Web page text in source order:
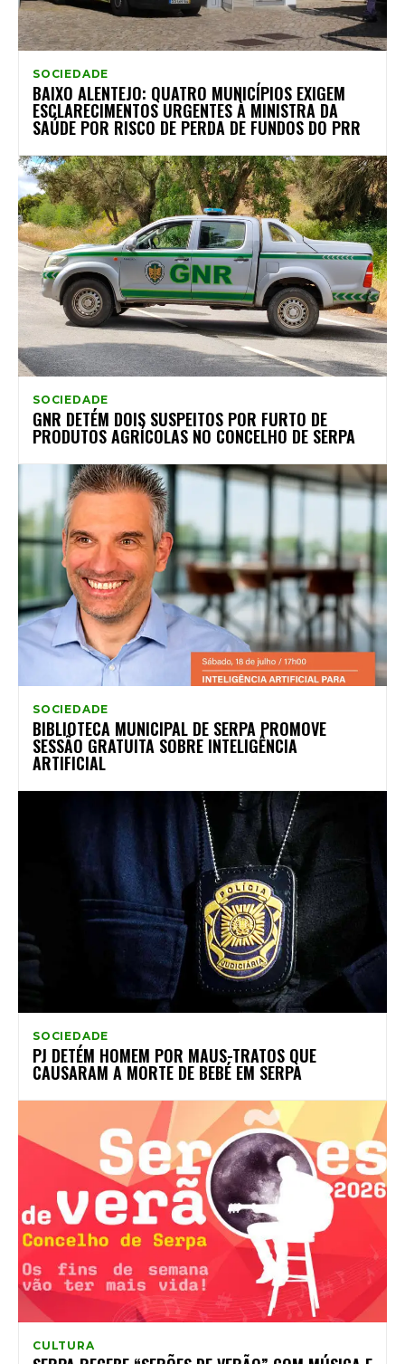
SOCIEDADE
BAIXO ALENTEJO: QUATRO MUNICÍPIOS EXIGEM
ESCLARECIMENTOS URGENTES À MINISTRA DA
SAÚDE POR RISCO DE PERDA DE FUNDOS DO PRR
SOCIEDADE
GNR DETÉM DOIS SUSPEITOS POR FURTO DE
PRODUTOS AGRÍCOLAS NO CONCELHO DE SERPA
SOCIEDADE
BIBLIOTECA MUNICIPAL DE SERPA PROMOVE
SESSÃO GRATUITA SOBRE INTELIGÊNCIA
ARTIFICIAL
SOCIEDADE
PJ DETÉM HOMEM POR MAUS-TRATOS QUE
CAUSARAM A MORTE DE BEBÉ EM SERPA
CULTURA